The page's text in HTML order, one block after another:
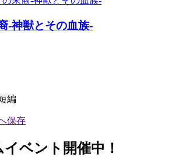
-神獣とその血族-
編
ベント開催中！